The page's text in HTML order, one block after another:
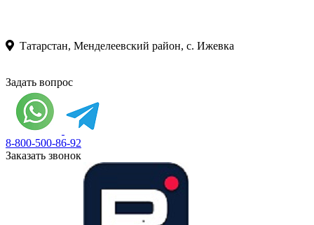
Татарстан, Менделеевский район, с. Ижевка
Задать вопрос
8-800-500-86-92
Заказать звонок